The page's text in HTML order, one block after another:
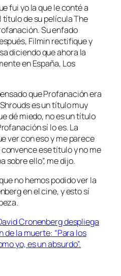
fui yo la que le conté a
título de su películaThe
. Su enfado
Filmin rectifique y
diciendo que ahora la
en España, Los
queProfanaciónera
es un título muy
dé miedo, no es un título
sí lo es. La
ver con eso y me parece
ese título y no me
sobre ello”, me dijo.
no hemos podido ver la
en el cine, y esto sí
Cronenberg despliega
de la muerte: “Para los
yo, es un absurdo”.